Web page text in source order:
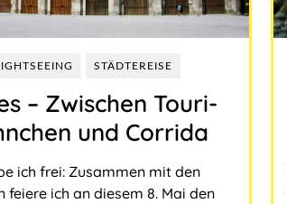
STÄDTEREISE
‒ Zwischen Touri-
und Corrida
ich frei: Zusammen mit den
feiere ich an diesem 8. Mai den